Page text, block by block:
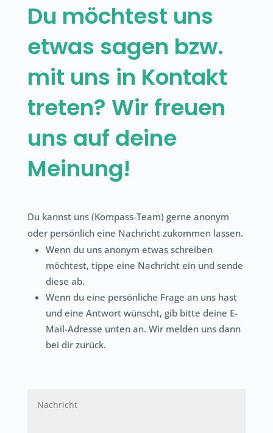
Du möchtest uns
etwas sagen bzw.
mit uns in Kontakt
treten? Wir freuen
uns auf deine
Meinung!
Du kannst uns (Kompass-Team) gerne anonym
oder persönlich eine Nachricht zukommen lassen.
Wenn du uns anonym etwas schreiben
möchtest, tippe eine Nachricht ein und sende
diese ab.
Wenn du eine persönliche Frage an uns hast
und eine Antwort wünscht, gib bitte deine E-
Mail-Adresse unten an. Wir melden uns dann
bei dir zurück.